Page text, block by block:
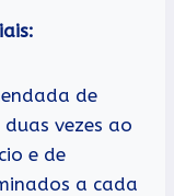
de
vezes ao
e de
a cada